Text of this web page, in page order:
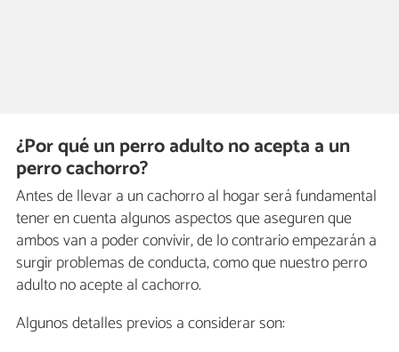
¿Por qué un perro adulto no acepta a un
perro cachorro?
Antes de llevar a un cachorro al hogar será fundamental
tener en cuenta algunos aspectos que aseguren que
ambos van a poder convivir, de lo contrario empezarán a
surgir problemas de conducta, como que nuestro perro
adulto no acepte al cachorro.
Algunos detalles previos a considerar son: